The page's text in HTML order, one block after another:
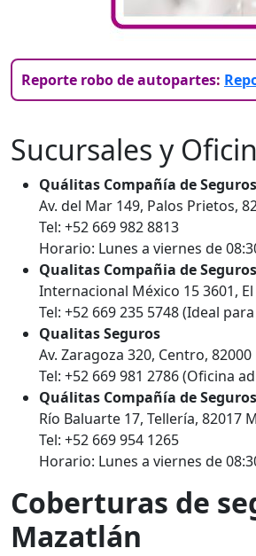
Reporte robo de autopartes:
Sucursales y
Quálitas Compañía de Seguros
Av. del Mar 149, Palos Prietos,
Tel: +52 669 982 8813
Horario: Lunes a viernes de
Qualitas Compañia de Seguros
Internacional México 15 3601,
Tel: +52 669 235 5748 (Ideal
Qualitas Seguros
Av. Zaragoza 320, Centro,
Tel: +52 669 981 2786 (Oficina
Quálitas Compañía de Seguros
Río Baluarte 17, Tellería, 82017
Tel: +52 669 954 1265
Horario: Lunes a viernes de
Coberturas de
Mazatlán